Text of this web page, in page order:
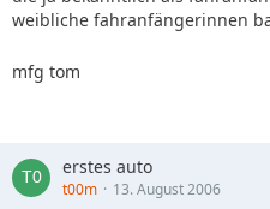
weibliche fahranfängerinnen
mfg tom
erstes auto
t00m 13. August 2006